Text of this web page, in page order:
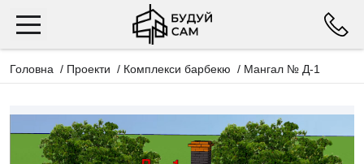
Головна / Проекти / Комплекси барбекю / Мангал № Д-1